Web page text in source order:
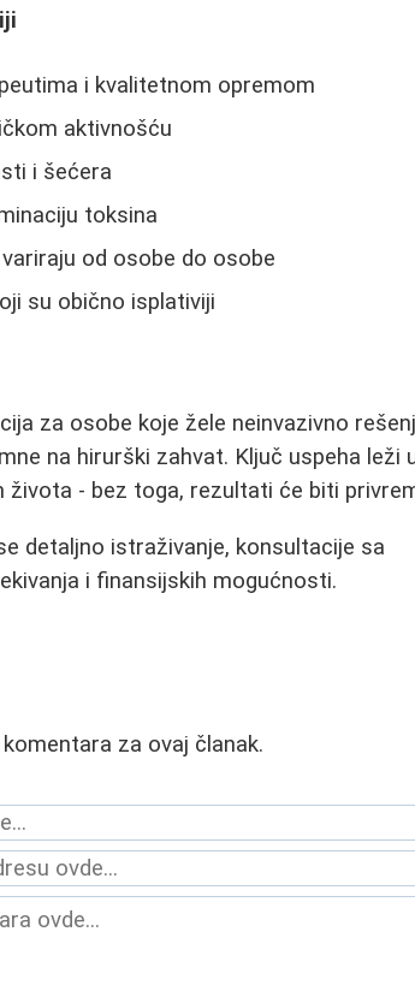
i kvalitetnom opremom
aktivnošću
i šećera
toksina
od osobe do osobe
su obično isplativiji
za osobe koje žele neinvazivno
na hirurški zahvat. Ključ uspeha leži
- bez toga, rezultati će biti
detaljno istraživanje, konsultacije sa
i finansijskih mogućnosti.
za ovaj članak.